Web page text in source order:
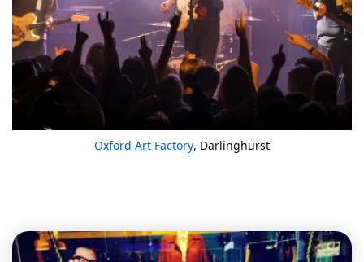
Oxford Art Factory, Darlinghurst